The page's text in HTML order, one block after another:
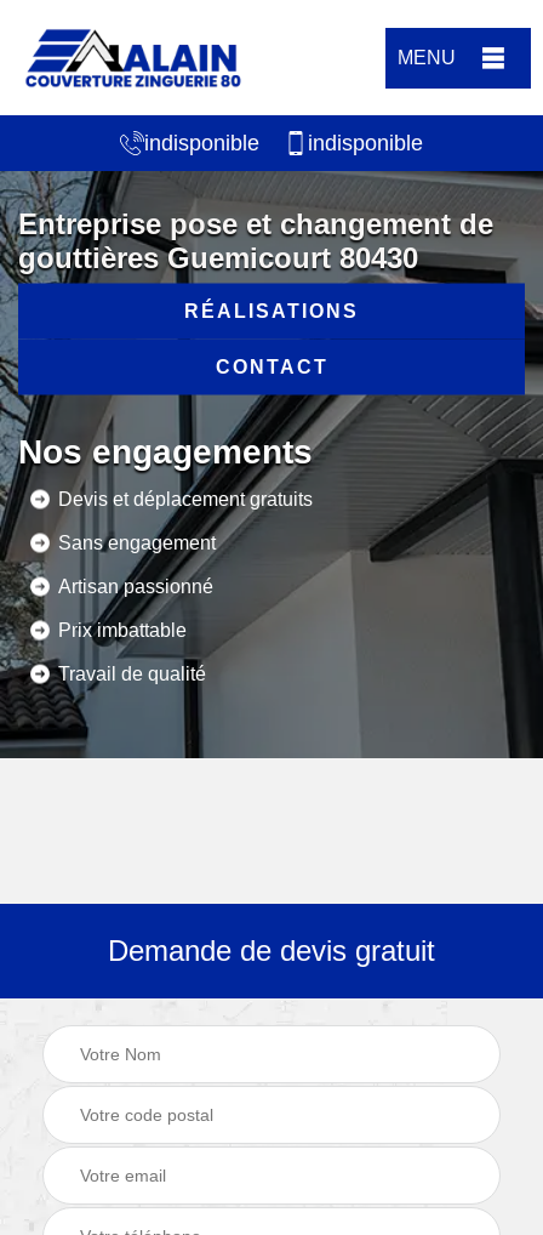
MENU
indisponible indisponible
Entreprise pose et changement de
gouttières Guemicourt 80430
RÉALISATIONS
CONTACT
Nos engagements
Devis et déplacement gratuits
Sans engagement
Artisan passionné
Prix imbattable
Travail de qualité
Demande de devis gratuit